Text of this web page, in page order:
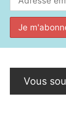
Vous